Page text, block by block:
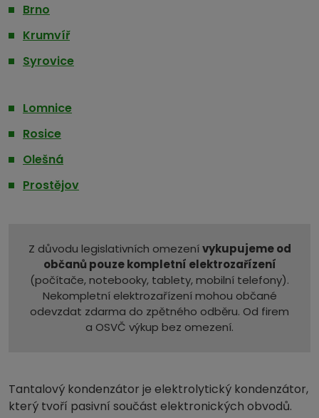
Brno
Krumvíř
Syrovice
Lomnice
Rosice
Olešná
Prostějov
Z důvodu legislativních omezenívykupujeme od
občanů pouze kompletní elektrozařízení
(počítače, notebooky, tablety, mobilní telefony).
Nekompletní elektrozařízení mohou občané
odevzdat zdarma do zpětného odběru. Od firem
a OSVČ výkup bez omezení.
Tantalový kondenzátor je elektrolytický kondenzátor,
který tvoří pasivní součást elektronických obvodů.